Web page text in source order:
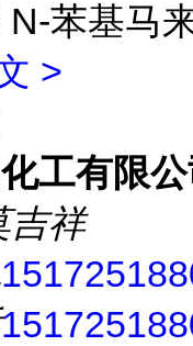
N-苯基马
>
工有限公
吉祥